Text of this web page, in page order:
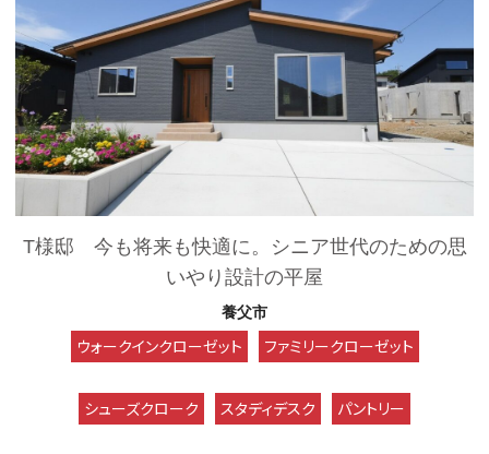
T様邸 今も将来も快適に。シニア世代のための思
いやり設計の平屋
養父市
ウォークインクローゼット ファミリークローゼット
シューズクローク スタディデスク パントリー